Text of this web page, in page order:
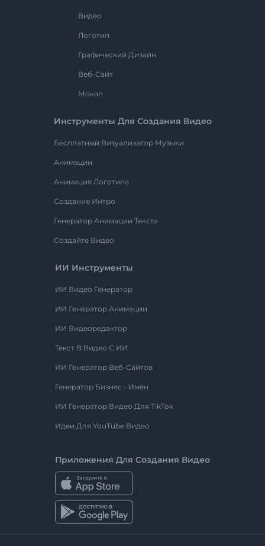
Видео
Логотип
Графический Дизайн
Веб-Сайт
Мокап
Инструменты Для Создания Видео
Бесплатный Визуализатор Музыки
Анимации
Анимация Логотипа
Создание Интро
Генератор Анимации Текста
Создайте Видео
ИИ Инструменты
ИИ Видео Генератор
ИИ Генератор Анимации
ИИ Видеоредактор
Текст В Видео С ИИ
ИИ Генератор Веб-Сайтов
Генератор Бизнес - Имён
ИИ Генератор Видео Для TikTok
Идеи Для YouTube Видео
Приложения Для Создания Видео